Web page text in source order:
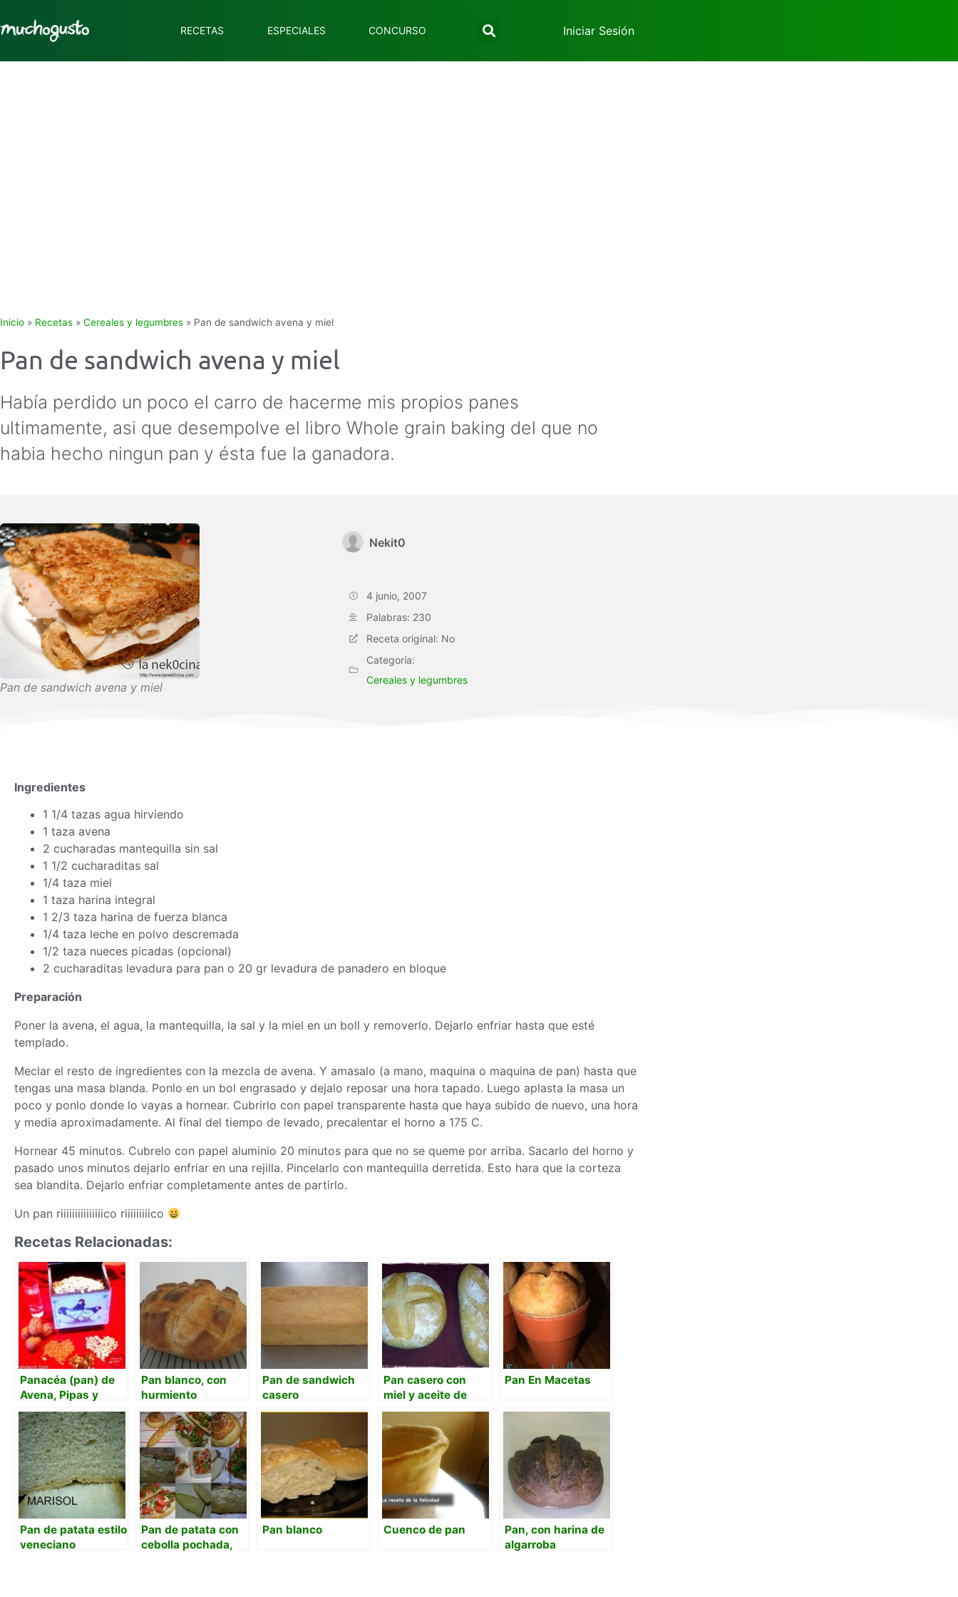
RECETAS ESPECIALES CONCURSO Iniciar Sesión
Inicio » Recetas » Cereales y legumbres » Pan de sandwich avena y miel
Pan de sandwich avena y miel
Había perdido un poco el carro de hacerme mis propios panes
ultimamente, asi que desempolve el libro Whole grain baking del que no
habia hecho ningun pan y ésta fue la ganadora.
Pan de sandwich avena y miel
Nekit0
4 junio, 2007
Palabras: 230
Receta original: No
Categoría:
Cereales y legumbres
Ingredientes
1 1/4 tazas agua hirviendo
1 taza avena
2 cucharadas mantequilla sin sal
1 1/2 cucharaditas sal
1/4 taza miel
1 taza harina integral
1 2/3 taza harina de fuerza blanca
1/4 taza leche en polvo descremada
1/2 taza nueces picadas (opcional)
2 cucharaditas levadura para pan o 20 gr levadura de panadero en bloque
Preparación
Poner la avena, el agua, la mantequilla, la sal y la miel en un boll y removerlo. Dejarlo enfriar hasta que esté
templado.
Meclar el resto de ingredientes con la mezcla de avena. Y amasalo (a mano, maquina o maquina de pan) hasta que
tengas una masa blanda. Ponlo en un bol engrasado y dejalo reposar una hora tapado. Luego aplasta la masa un
poco y ponlo donde lo vayas a hornear. Cubrirlo con papel transparente hasta que haya subido de nuevo, una hora
y media aproximadamente. Al final del tiempo de levado, precalentar el horno a 175 C.
Hornear 45 minutos. Cubrelo con papel aluminio 20 minutos para que no se queme por arriba. Sacarlo del horno y
pasado unos minutos dejarlo enfriar en una rejilla. Pincelarlo con mantequilla derretida. Esto hara que la corteza
sea blandita. Dejarlo enfriar completamente antes de partirlo.
Un pan riiiiiiiiiiiiiiico riiiiiiiiico
Recetas Relacionadas:
Panacéa (pan) de
Avena, Pipas y
Nueces
Pan blanco, con
hurmiento
Pan de sandwich
casero
Pan casero con
miel y aceite de
oliva
Pan En Macetas
Pan de patata estilo
veneciano
Pan de patata con
cebolla pochada,
Pan blanco Cuenco de pan
Pan, con harina de
algarroba